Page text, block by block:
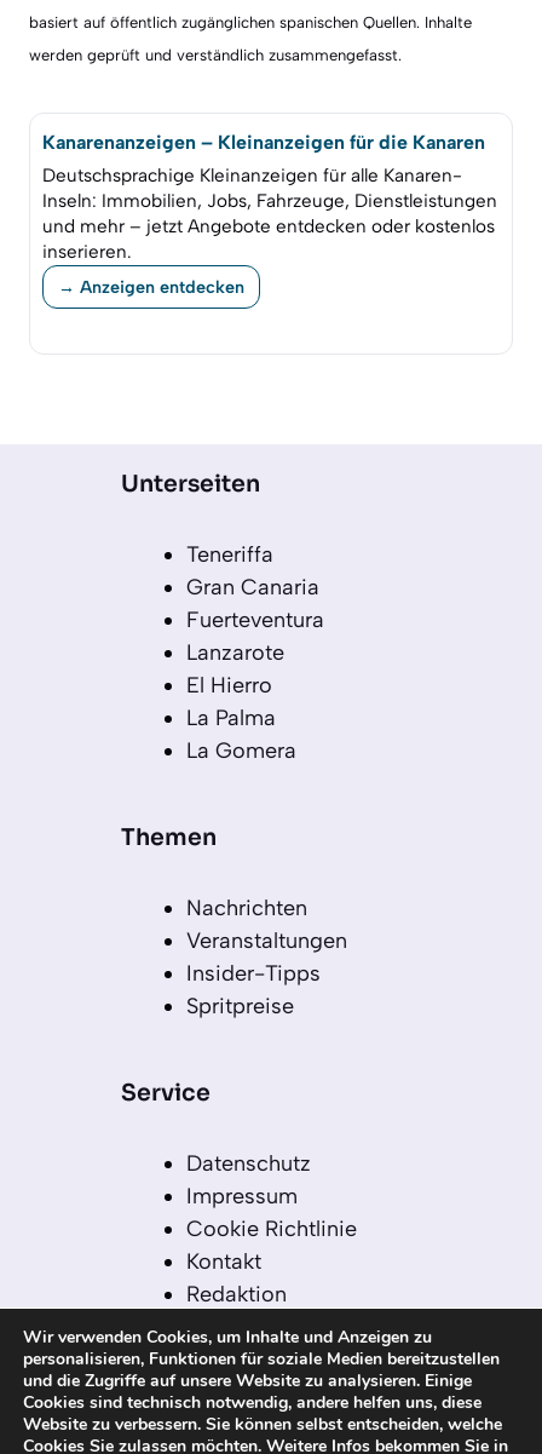
basiert auf öffentlich zugänglichen spanischen Quellen. Inhalte
werden geprüft und verständlich zusammengefasst.
Kanarenanzeigen – Kleinanzeigen für die Kanaren
Deutschsprachige Kleinanzeigen für alle Kanaren-
Inseln: Immobilien, Jobs, Fahrzeuge, Dienstleistungen
und mehr – jetzt Angebote entdecken oder kostenlos
inserieren.
→ Anzeigen entdecken
Unterseiten
Teneriffa
Gran Canaria
Fuerteventura
Lanzarote
El Hierro
La Palma
La Gomera
Themen
Nachrichten
Veranstaltungen
Insider-Tipps
Spritpreise
Service
Datenschutz
Impressum
Cookie Richtlinie
Kontakt
Redaktion
Redaktionelle Leitlinien
Sitemap
Einsatz von KI in der
Redaktion
Wir verwenden Cookies, um Inhalte und Anzeigen zu
personalisieren, Funktionen für soziale Medien bereitzustellen
und die Zugriffe auf unsere Website zu analysieren. Einige
Cookies sind technisch notwendig, andere helfen uns, diese
Website zu verbessern. Sie können selbst entscheiden, welche
Cookies Sie zulassen möchten. Weitere Infos bekommen Sie in